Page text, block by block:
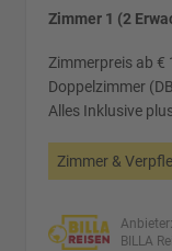
Zimmer 1 (2
Zimmerpreis ab €
Doppelzimmer
Alles Inklusive
Zimmer &
Anbieter:
BILLA